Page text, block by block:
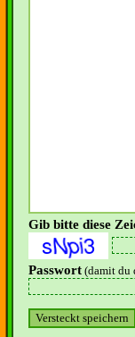
Gib bitte diese
Passwort (damit du